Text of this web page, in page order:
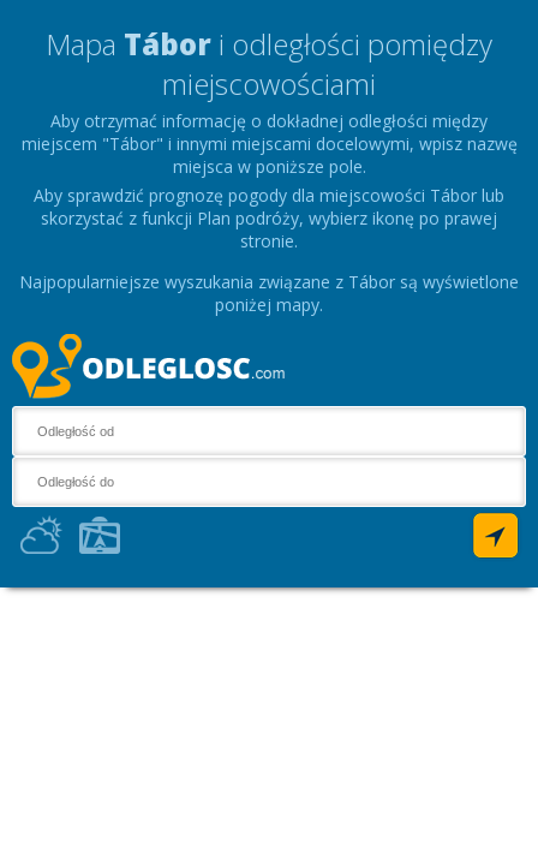
Mapa Tábor i odległości pomiędzy
miejscowościami
Aby otrzymać informację o dokładnej odległości między
miejscem "Tábor" i innymi miejscami docelowymi, wpisz nazwę
miejsca w poniższe pole.
Aby sprawdzić prognozę pogody dla miejscowości Tábor lub
skorzystać z funkcji Plan podróży, wybierz ikonę po prawej
stronie.
Najpopularniejsze wyszukania związane z Tábor są wyświetlone
poniżej mapy.